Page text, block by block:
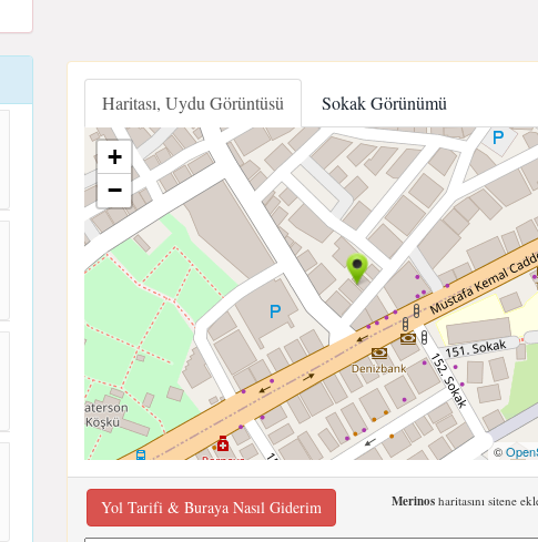
Haritası, Uydu Görüntüsü Sokak Görünümü
+
−
©
Yol Tarifi & Buraya Nasıl Giderim Merinosharitasını sitene